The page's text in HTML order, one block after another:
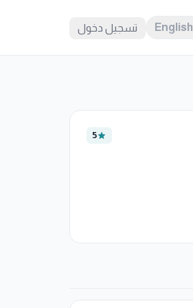
English تسجيل دخول
5